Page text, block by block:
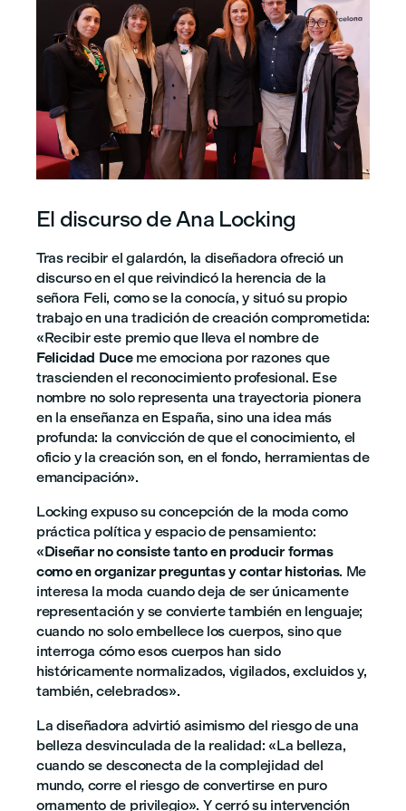
El discurso de Ana Locking
Tras recibir el galardón, la diseñadora ofreció un
discurso en el que reivindicó la herencia de la
señora Feli, como se la conocía, y situó su propio
trabajo en una tradición de creación comprometida:
«Recibir este premio que lleva el nombre de
Felicidad Duceme emociona por razones que
trascienden el reconocimiento profesional. Ese
nombre no solo representa una trayectoria pionera
en la enseñanza en España, sino una idea más
profunda: la convicción de que el conocimiento, el
oficio y la creación son, en el fondo, herramientas de
emancipación».
Locking expuso su concepción de la moda como
práctica política y espacio de pensamiento:
«Diseñar no consiste tanto en producir formas
como en organizar preguntas y contar historias. Me
interesa la moda cuando deja de ser únicamente
representación y se convierte también en lenguaje;
cuando no solo embellece los cuerpos, sino que
interroga cómo esos cuerpos han sido
históricamente normalizados, vigilados, excluidos y,
también, celebrados».
La diseñadora advirtió asimismo del riesgo de una
belleza desvinculada de la realidad: «La belleza,
cuando se desconecta de la complejidad del
mundo, corre el riesgo de convertirse en puro
ornamento de privilegio». Y cerró su intervención